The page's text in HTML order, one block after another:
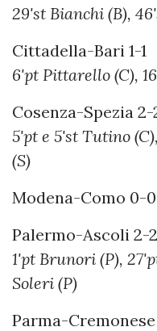
29'st Bianchi (B),
Cittadella-Bari 1-1
6'pt Pittarello (C),
Cosenza-Spezia 2-
5'pt e 5'st Tutino
(S)
Modena-Como 0-0
Palermo-Ascoli 2-2
1'pt Brunori (P),
Soleri (P)
Parma-Cremonese